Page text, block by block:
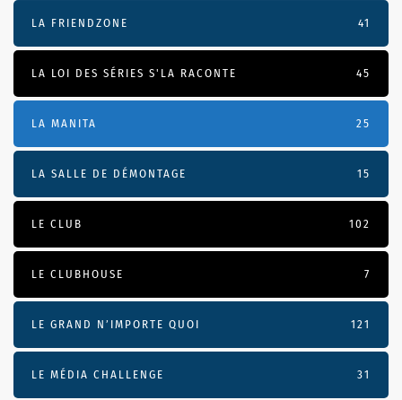
LA FRIENDZONE 41
LA LOI DES SÉRIES S'LA RACONTE 45
LA MANITA 25
LA SALLE DE DÉMONTAGE 15
LE CLUB 102
LE CLUBHOUSE 7
LE GRAND N’IMPORTE QUOI 121
LE MÉDIA CHALLENGE 31